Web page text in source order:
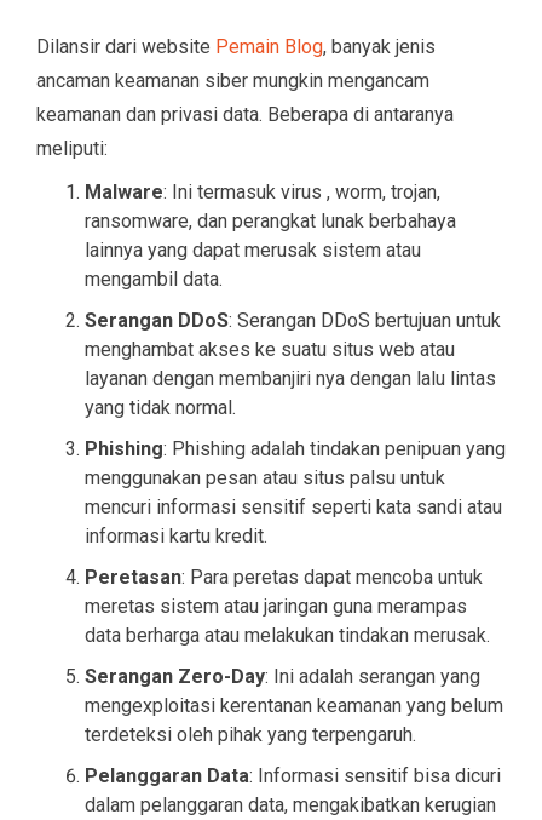
Dilansir dari website Pemain Blog, banyak jenis
ancaman keamanan siber mungkin mengancam
keamanan dan privasi data. Beberapa di antaranya
meliputi:
Malware: Ini termasuk virus , worm, trojan,
ransomware, dan perangkat lunak berbahaya
lainnya yang dapat merusak sistem atau
mengambil data.
Serangan DDoS: Serangan DDoS bertujuan untuk
menghambat akses ke suatu situs web atau
layanan dengan membanjiri nya dengan lalu lintas
yang tidak normal.
Phishing: Phishing adalah tindakan penipuan yang
menggunakan pesan atau situs palsu untuk
mencuri informasi sensitif seperti kata sandi atau
informasi kartu kredit.
Peretasan: Para peretas dapat mencoba untuk
meretas sistem atau jaringan guna merampas
data berharga atau melakukan tindakan merusak.
Serangan Zero-Day: Ini adalah serangan yang
mengexploitasi kerentanan keamanan yang belum
terdeteksi oleh pihak yang terpengaruh.
Pelanggaran Data: Informasi sensitif bisa dicuri
dalam pelanggaran data, mengakibatkan kerugian